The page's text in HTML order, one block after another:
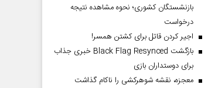
بازنشستگان کشوری؛ نحوه مشاهده نتیجه
درخواست
اجیر کردن قاتل برای کشتن همسر!
بازگشت Black Flag Resynced خبری جذاب
برای دوستداران بازی
معجزه، نقشه شوهرکشی را ناکام گذاشت